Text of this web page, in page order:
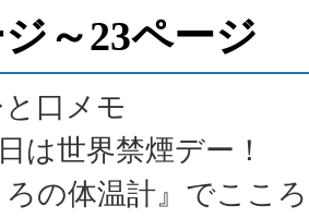
～23ページ
口メモ
は世界禁煙デー！
ろの体温計』でここ